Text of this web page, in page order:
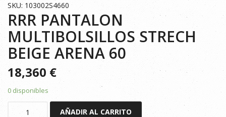
SKU: 103002S4660
RRR PANTALON
MULTIBOLSILLOS STRECH
BEIGE ARENA 60
18,360€
0 disponibles
AÑADIR AL CARRITO